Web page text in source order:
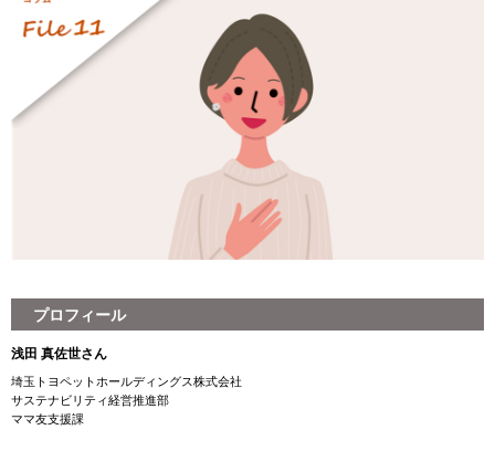
プロフィール
浅田 真佐世さん
埼玉トヨペットホールディングス株式会社
サステナビリティ経営推進部
ママ友支援課